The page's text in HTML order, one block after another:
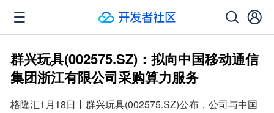
群兴玩具(002575.SZ)：拟向中国移动通信
集团浙江有限公司采购算力服务
格隆汇1月18日丨群兴玩具(002575.SZ)公布，公司与中国